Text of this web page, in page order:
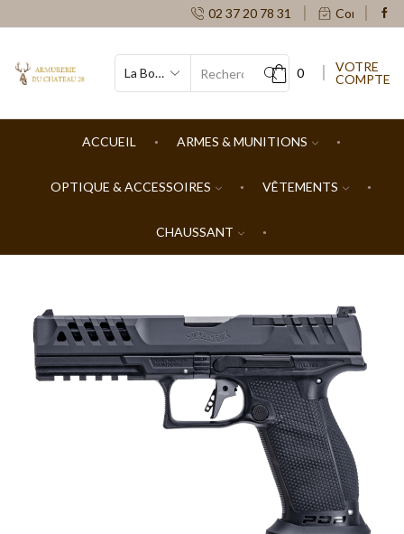
02 37 20 78 31 Contacts
SEARCH
0
VOTRE
COMPTE
ACCUEIL ARMES & MUNITIONS
OPTIQUE & ACCESSOIRES VÊTEMENTS
CHAUSSANT